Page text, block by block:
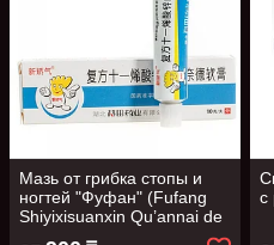
Мазь от грибка стопы и
ногтей "Фуфан" (Fufang
Shiyixisuanxin Qu’annai de
Ruan’gao), 10 гр.
с